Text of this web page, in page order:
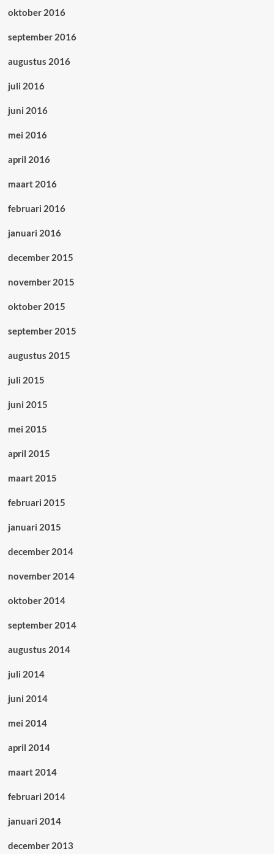
oktober 2016
september 2016
augustus 2016
juli 2016
juni 2016
mei 2016
april 2016
maart 2016
februari 2016
januari 2016
december 2015
november 2015
oktober 2015
september 2015
augustus 2015
juli 2015
juni 2015
mei 2015
april 2015
maart 2015
februari 2015
januari 2015
december 2014
november 2014
oktober 2014
september 2014
augustus 2014
juli 2014
juni 2014
mei 2014
april 2014
maart 2014
februari 2014
januari 2014
december 2013